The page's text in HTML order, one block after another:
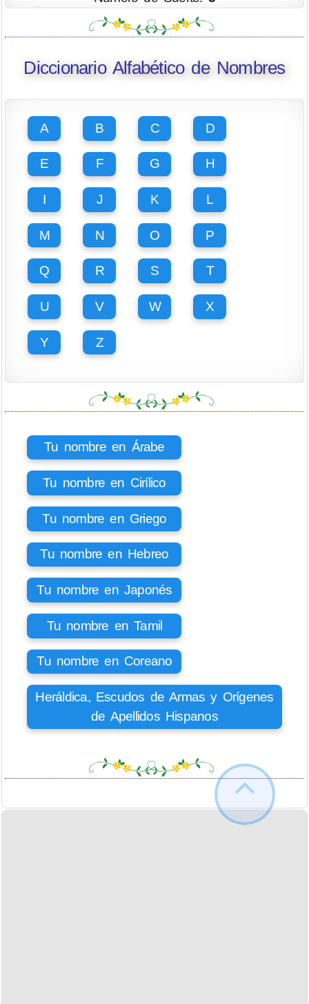
Diccionario Alfabético de Nombres
A B C D
E F G H
I J K L
M N O P
Q R S T
U V W X
Y Z
Tu nombre en Árabe
Tu nombre en Cirílico
Tu nombre en Griego
Tu nombre en Hebreo
Tu nombre en Japonés
Tu nombre en Tamil
Tu nombre en Coreano
Heráldica, Escudos de Armas y Orígenes
de Apellidos Hispanos